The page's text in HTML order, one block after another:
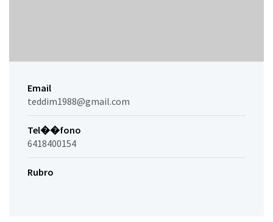
Email
teddim1988@gmail.com
Tel��fono
6418400154
Rubro